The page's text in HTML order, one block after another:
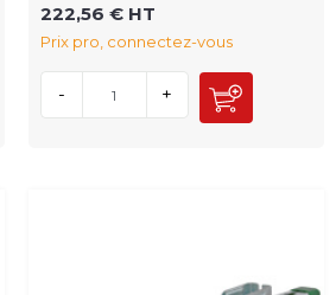
222,56 € HT
Prix pro, connectez-vous
- +